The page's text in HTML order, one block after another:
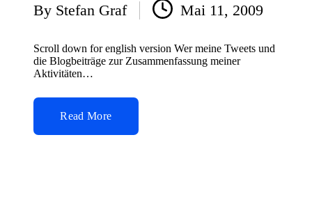
Posted
by
By Stefan Graf Mai 11, 2009
Scroll down for english version Wer meine Tweets und
die Blogbeiträge zur Zusammenfassung meiner
Aktivitäten…
Read More